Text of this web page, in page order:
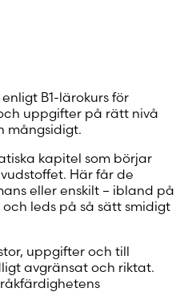
B1-lärokurs för
uppgifter på rätt nivå
mångsidigt.
kapitel som börjar
Här får de
eller enskilt – ibland på
leds på så sätt smidigt
uppgifter och till
avgränsat och riktat.